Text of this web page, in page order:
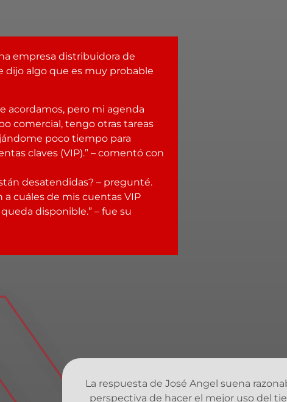
empresa distribuidora de
dijo algo que es muy probable
acordamos, pero mi agenda
comercial, tengo otras tareas
poco tiempo para
claves (VIP).” – comentó con
desatendidas? – pregunté.
a cuáles de mis cuentas VIP
disponible.” – fue su
La respuesta de José Angel suena
perspectiva de hacer el mejor uso del